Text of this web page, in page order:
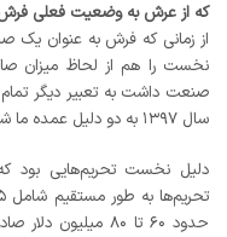
که از عرش به وضعیت فعلی
نخست را هم از لحاظ میزان
صنعت داشت به تعبیر دیگر تمام
سال ۱۳۹۷ به دو دلیل عمده ما شاهد از دست رفتن جایگاه ایران بودیم.
دلیل نخست تحریم‌هایی بود
حدود ۶۰ تا ۸۰